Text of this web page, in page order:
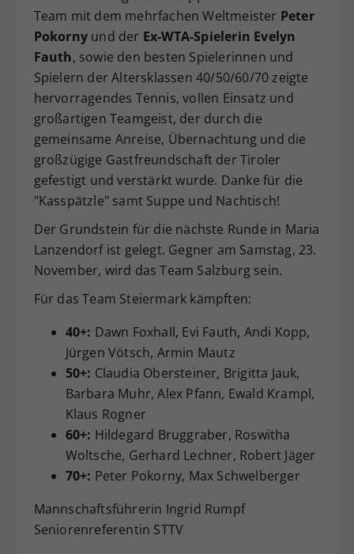
Team mit dem mehrfachen Weltmeister Peter
Pokornyund der Ex-WTA-Spielerin Evelyn
Fauth, sowie den besten Spielerinnen und
Spielern der Altersklassen 40/50/60/70 zeigte
hervorragendes Tennis, vollen Einsatz und
großartigen Teamgeist, der durch die
gemeinsame Anreise, Übernachtung und die
großzügige Gastfreundschaft der Tiroler
gefestigt und verstärkt wurde. Danke für die
"Kasspätzle" samt Suppe und Nachtisch!
Der Grundstein für die nächste Runde in Maria
Lanzendorf ist gelegt. Gegner am Samstag, 23.
November, wird das Team Salzburg sein.
Für das Team Steiermark kämpften:
40+: Dawn Foxhall, Evi Fauth, Andi Kopp,
Jürgen Vötsch, Armin Mautz
50+: Claudia Obersteiner, Brigitta Jauk,
Barbara Muhr, Alex Pfann, Ewald Krampl,
Klaus Rogner
60+: Hildegard Bruggraber, Roswitha
Woltsche, Gerhard Lechner, Robert Jäger
70+: Peter Pokorny, Max Schwelberger
Mannschaftsführerin Ingrid Rumpf
Seniorenreferentin STTV
Zweck
Dieser Wert speichert Ihre Consent-
Einstellungen. Unter anderem eine
zufällig generierte ID, für die
historische Speicherung Ihrer
vorgenommen Einstellungen, falls der
Webseiten-Betreiber dies eingestellt
hat.